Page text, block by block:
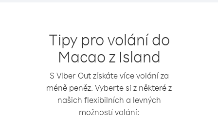
Tipy pro volání do
Macao z Island
S Viber Out získáte více volání za
méně peněz. Vyberte si z některé z
našich flexibilních a levných
možností volání: